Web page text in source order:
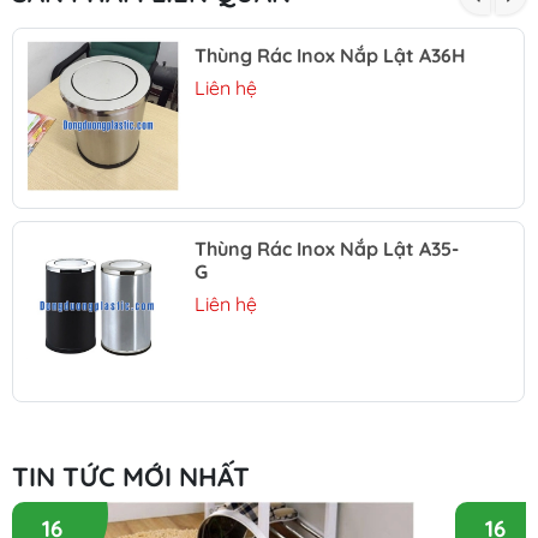
Thùng Rác Inox Nắp Lật A36H
Liên hệ
Thùng Rác Inox Nắp Lật A35-
G
Liên hệ
TIN TỨC MỚI NHẤT
16 16